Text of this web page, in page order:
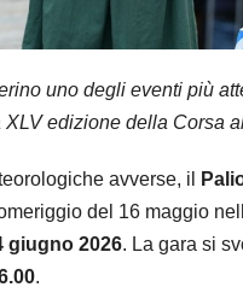
uno degli eventi più
edizione della Corsa
avverse, il
del 16 maggio
giugno 2026. La gara si
.